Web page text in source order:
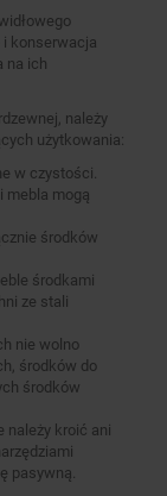
i konserwacja
na ich
należy
użytkowania:
w czystości.
mebla mogą
środków
środkami
ze stali
nie wolno
środków do
środków
należy kroić ani
pasywną.